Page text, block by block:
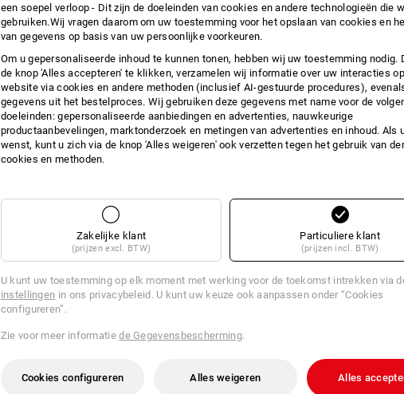
een soepel verloop - Dit zijn de doeleinden van cookies en andere technologieën die
gebruiken.Wij vragen daarom om uw toestemming voor het opslaan van cookies en
van gegevens op basis van uw persoonlijke voorkeuren.
Om u gepersonaliseerde inhoud te kunnen tonen, hebben wij uw toestemming nodig.
de knop 'Alles accepteren' te klikken, verzamelen wij informatie over uw interacties
website via cookies en andere methoden (inclusief AI-gestuurde procedures),
gegevens uit het bestelproces. Wij gebruiken deze gegevens met name voor de
doeleinden: gepersonaliseerde aanbiedingen en advertenties, nauwkeurige
productaanbevelingen, marktonderzoek en metingen van advertenties en inhoud. Als
wenst, kunt u zich via de knop 'Alles weigeren' ook verzetten tegen het gebruik van
cookies en methoden.
Zakelijke klant
(prijzen excl. BTW)
Particuliere klant
(prijzen incl. BTW)
U kunt uw toestemming op elk moment met werking voor de toekomst intrekken via
instellingen in ons privacybeleid. U kunt uw keuze ook aanpassen onder “Cookies
configureren”.
Zie voor meer informatiede Gegevensbescherming.
Cookies configureren Alles weigeren Alles